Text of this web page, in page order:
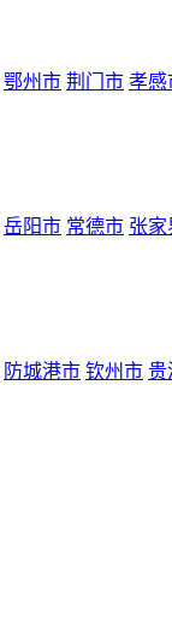
鄂州市 荆门市 孝感
岳阳市 常德市 张家
防城港市 钦州市 贵